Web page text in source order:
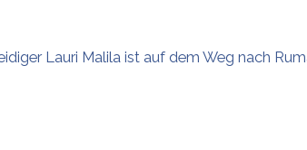
Lauri Malila ist auf dem Weg nach